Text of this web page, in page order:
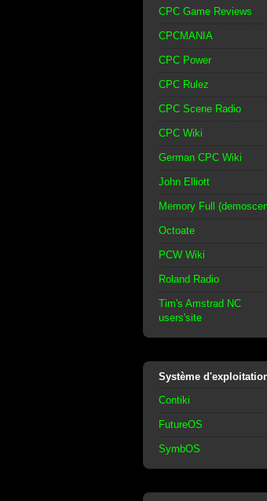
CPC Game Reviews
CPCMANIA
CPC Power
CPC Rulez
CPC Scene Radio
CPC Wiki
German CPC Wiki
John Elliott
Memory Full
Octoate
PCW Wiki
Roland Radio
Tim's Amstrad NC
users'site
Système
Contiki
FutureOS
SymbOS